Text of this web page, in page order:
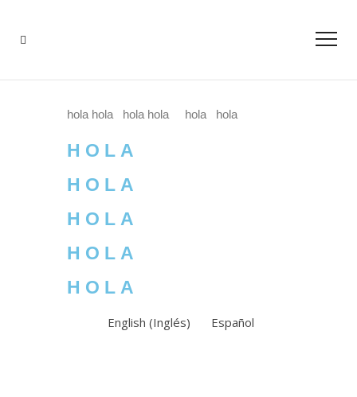
hola hola hola hola hola hola
HOLA
HOLA
HOLA
HOLA
HOLA
English (Inglés) Español